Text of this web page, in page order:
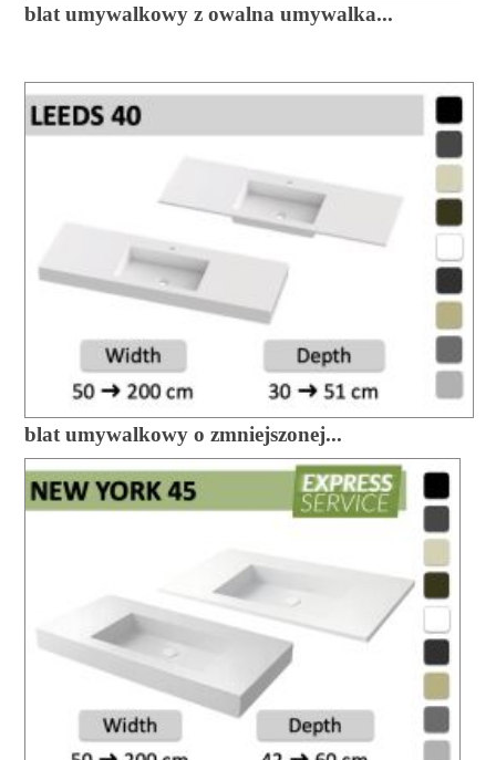
blat umywalkowy z owalna umywalka...
blat umywalkowy o zmniejszonej...